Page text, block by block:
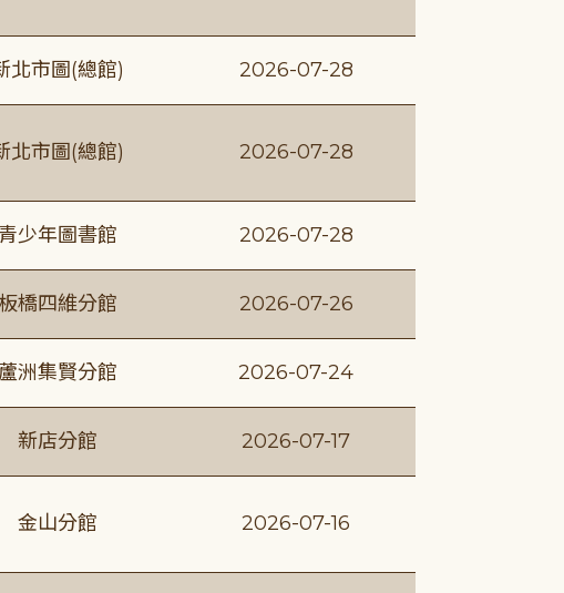
北市圖(總館) 2026-07-28
北市圖(總館) 2026-07-28
少年圖書館 2026-07-28
板橋四維分館 2026-07-26
蘆洲集賢分館 2026-07-24
新店分館 2026-07-17
金山分館 2026-07-16